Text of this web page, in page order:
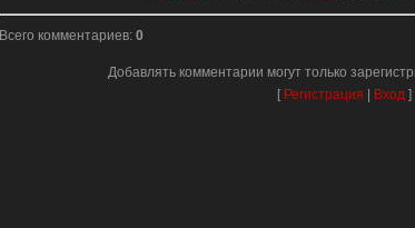
Всего комментариев: 0
Добавлять комментарии могут только
[ Регистрация Вход]